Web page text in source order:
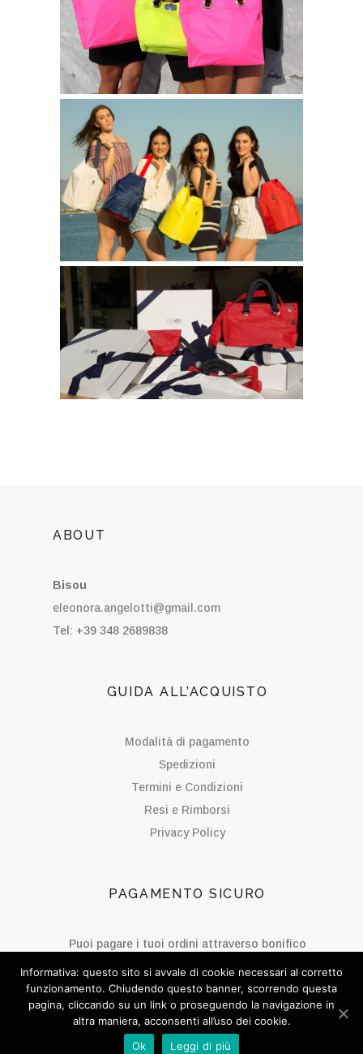
ABOUT
Bisou
eleonora.angelotti@gmail.com
Tel: +39 348 2689838
GUIDA ALL’ACQUISTO
Modalità di pagamento
Spedizioni
Termini e Condizioni
Resi e Rimborsi
Privacy Policy
PAGAMENTO SICURO
Puoi pagare i tuoi ordini attraverso bonifico
bancario.
SOCIAL BISOU
Informativa: questo sito si avvale di cookie necessari al corretto
funzionamento. Chiudendo questo banner, scorrendo questa
pagina, cliccando su un link o proseguendo la navigazione in
altra maniera, acconsenti all’uso dei cookie.
Ok
Leggi di più